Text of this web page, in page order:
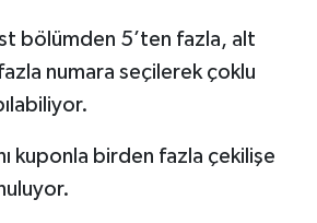
bölümden 5’ten fazla, alt
numara seçilerek çoklu
kuponla birden fazla çekilişe